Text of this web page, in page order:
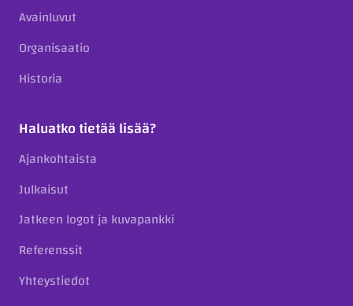
Avainluvut
Organisaatio
Historia
Haluatko tietää lisää?
Ajankohtaista
Julkaisut
Jatkeen logot ja kuvapankki
Referenssit
Yhteystiedot